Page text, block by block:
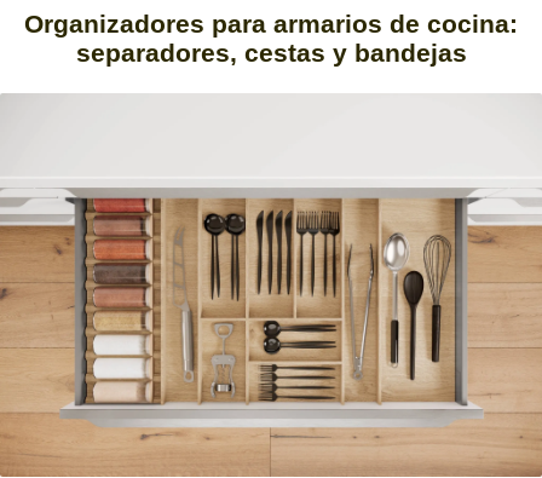
Organizadores para armarios de cocina:
separadores, cestas y bandejas